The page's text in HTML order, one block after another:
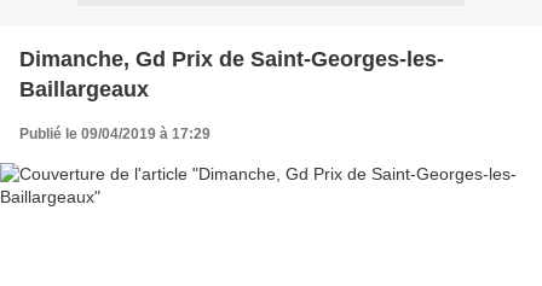
Dimanche, Gd Prix de Saint-Georges-les-
Baillargeaux
Publié le 09/04/2019 à 17:29